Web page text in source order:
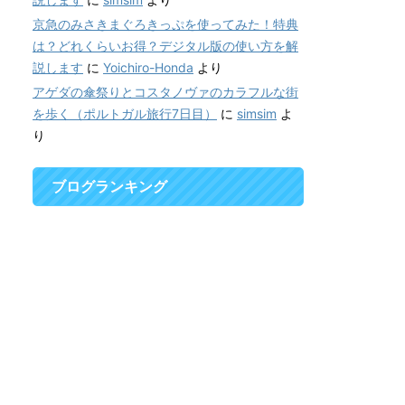
京急のみさきまぐろきっぷを使ってみた！特典
は？どれくらいお得？デジタル版の使い方を解
説します に Yoichiro-Honda より
アゲダの傘祭りとコスタノヴァのカラフルな街
を歩く（ポルトガル旅行7日目）
に simsim よ
り
ブログランキング